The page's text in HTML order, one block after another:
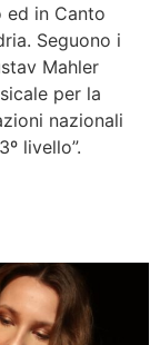
ed in Canto
Seguono i
Mahler
per la
nazionali
livello”.